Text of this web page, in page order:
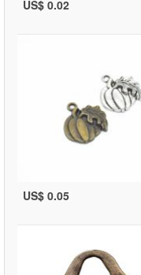
US$ 0.02
US$ 0.05